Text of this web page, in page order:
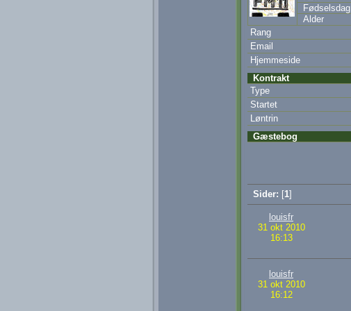
Fødselsdag
Alder
Rang
Email
Hjemmeside
Kontrakt
Type
Startet
Løntrin
Gæstebog
Sider: [1]
louisfr
31 okt 2010
16:13
louisfr
31 okt 2010
16:12